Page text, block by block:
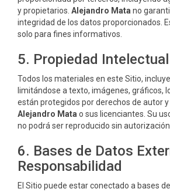
y propietarios. Alejandro Mata no
integridad de los datos proporcionados.
solo para fines informativos.
5. Propiedad Intelectual
Todos los materiales en este Sitio,
limitándose a texto, imágenes, gráficos,
están protegidos por derechos de autor
Alejandro Mata o sus licenciantes. Su
no podrá ser reproducido sin autorización
6. Bases de Datos
Responsabilidad
El Sitio puede estar conectado a bases